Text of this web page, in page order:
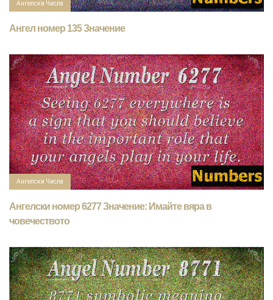
Ангелски Числа
Ангел номер 135 Значение
Ангелски Числа
Ангелски номер 6277 Значение: Имайте вяра в
човечеството